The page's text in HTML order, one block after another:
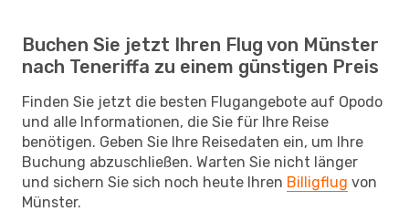
Buchen Sie jetzt Ihren Flug von Münster
nach Teneriffa zu einem günstigen Preis
Finden Sie jetzt die besten Flugangebote auf Opodo
und alle Informationen, die Sie für Ihre Reise
benötigen. Geben Sie Ihre Reisedaten ein, um Ihre
Buchung abzuschließen. Warten Sie nicht länger
und sichern Sie sich noch heute Ihren Billigflug von
Münster.